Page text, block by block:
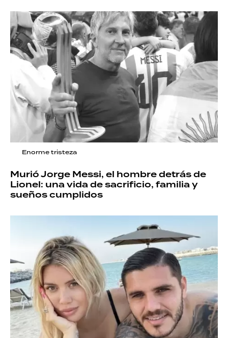
Enorme tristeza
Murió Jorge Messi, el hombre detrás de
Lionel: una vida de sacrificio, familia y
sueños cumplidos